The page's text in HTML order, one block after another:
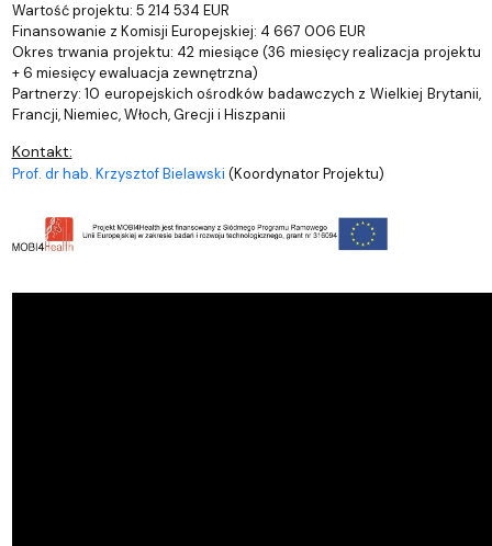
Wartość projektu: 5 214 534 EUR
Finansowanie z Komisji Europejskiej: 4 667 006 EUR
Okres trwania projektu: 42 miesiące (36 miesięcy realizacja projektu
+ 6 miesięcy ewaluacja zewnętrzna)
Partnerzy: 10 europejskich ośrodków badawczych z Wielkiej Brytanii,
Francji, Niemiec, Włoch, Grecji i Hiszpanii
Kontakt:
Prof. dr hab. Krzysztof Bielawski (Koordynator Projektu)